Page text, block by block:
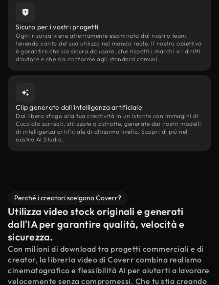
Sicuro per i vostri progetti
Ogni risorsa viene attentamente esaminata dal nostro team
tenendo conto del suo utilizzo nel mondo reale. Il nostro obiettivo
è garantire che sia sicura da usare, che rispetti i marchi e i diritti
d'autore e che sia conforme agli standard comuni.
Clip generate dall'intelligenza artificiale
Dai libero sfogo alla tua creatività in un istante con immagini di
Cucciolo surreali, stilizzate o astratte, generate dai nostri modelli
di intelligenza artificiale di altissimo livello. Scopri di più nel
nostro AI Studio.
Perché i creatori scelgono Coverr?
Utilizza video stock originali e generati
dall'IA per garantire qualità, velocità e
sicurezza.
Con milioni di download tra progetti commerciali e di
creator, la libreria video di Coverr combina realismo
cinematografico e flessibilità AI per aiutarti a lavorare
velocemente senza compromessi. Che tu stia creando